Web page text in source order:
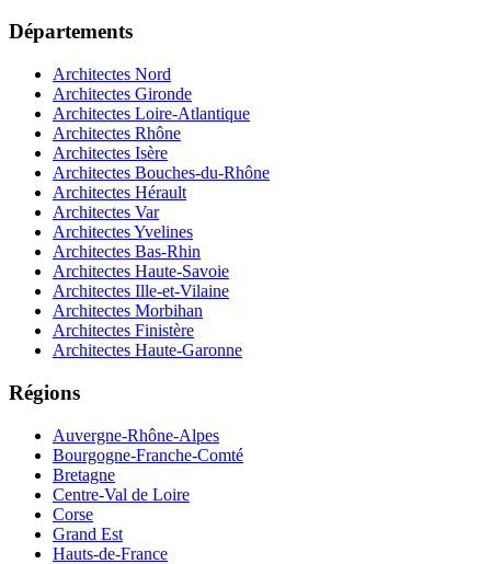
Départements
Architectes Nord
Architectes Gironde
Architectes Loire-Atlantique
Architectes Rhône
Architectes Isère
Architectes Bouches-du-Rhône
Architectes Hérault
Architectes Var
Architectes Yvelines
Architectes Bas-Rhin
Architectes Haute-Savoie
Architectes Ille-et-Vilaine
Architectes Morbihan
Architectes Finistère
Architectes Haute-Garonne
Régions
Auvergne-Rhône-Alpes
Bourgogne-Franche-Comté
Bretagne
Centre-Val de Loire
Corse
Grand Est
Hauts-de-France